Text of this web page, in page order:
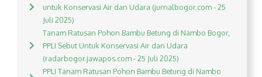
untuk Konservasi Air dan Udara (jurnalbogor.com - 25
Juli 2025)
Tanam Ratusan Pohon Bambu Betung di Nambo Bogor,
PPLI Sebut Untuk Konservasi Air dan Udara
(radarbogor.jawapos.com - 25 Juli 2025)
PPLI Tanam Ratusan Pohon Bambu Betung di Nambo